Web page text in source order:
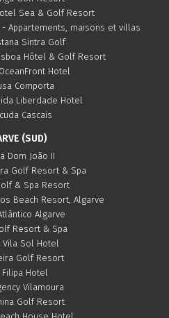
Sea & Golf Resort
Appartements, maisons et villas
Sintra Golf
Hôtel & Golf Resort
Hotel
Comporta
Liberdade Hotel
Cascais
(SUD)
Dom João II
Golf Resort & Spa
& Spa Resort
Beach Resort, Algarve
Algarve
Resort & Spa
Vila Sol Hotel
Golf Resort
Filipa Hotel
Vilamoura
Golf Resort